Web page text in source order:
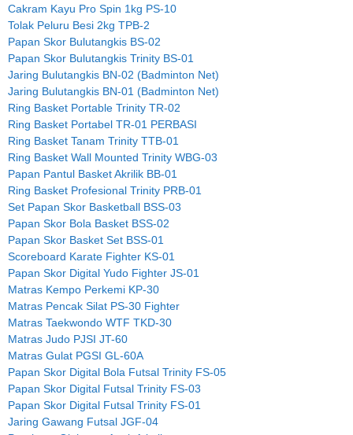
Cakram Kayu Pro Spin 1kg PS-10
Tolak Peluru Besi 2kg TPB-2
Papan Skor Bulutangkis BS-02
Papan Skor Bulutangkis Trinity BS-01
Jaring Bulutangkis BN-02 (Badminton Net)
Jaring Bulutangkis BN-01 (Badminton Net)
Ring Basket Portable Trinity TR-02
Ring Basket Portabel TR-01 PERBASI
Ring Basket Tanam Trinity TTB-01
Ring Basket Wall Mounted Trinity WBG-03
Papan Pantul Basket Akrilik BB-01
Ring Basket Profesional Trinity PRB-01
Set Papan Skor Basketball BSS-03
Papan Skor Bola Basket BSS-02
Papan Skor Basket Set BSS-01
Scoreboard Karate Fighter KS-01
Papan Skor Digital Yudo Fighter JS-01
Matras Kempo Perkemi KP-30
Matras Pencak Silat PS-30 Fighter
Matras Taekwondo WTF TKD-30
Matras Judo PJSI JT-60
Matras Gulat PGSI GL-60A
Papan Skor Digital Bola Futsal Trinity FS-05
Papan Skor Digital Futsal Trinity FS-03
Papan Skor Digital Futsal Trinity FS-01
Jaring Gawang Futsal JGF-04